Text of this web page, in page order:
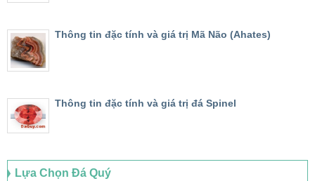
Thông tin đặc tính và giá trị Mã Não (Ahates)
Thông tin đặc tính và giá trị đá Spinel
Lựa Chọn Đá Quý